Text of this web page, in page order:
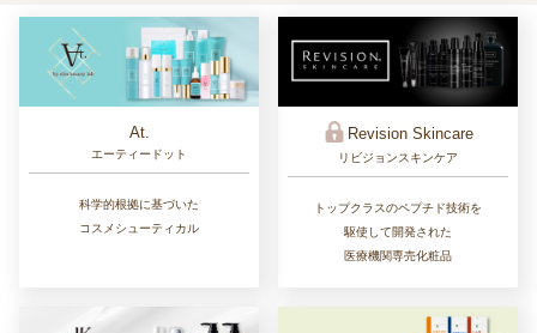
At.
エーティードット
科学的根拠に基づいた
コスメシューティカル
Revision Skincare
リビジョンスキンケア
トップクラスのペプチド技術を
駆使して開発された
医療機関専売化粧品